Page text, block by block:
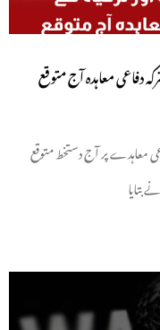
دفاعی معاہدہ آج متوقع
معاہدے پر آج دستخط متوقع
بتایا